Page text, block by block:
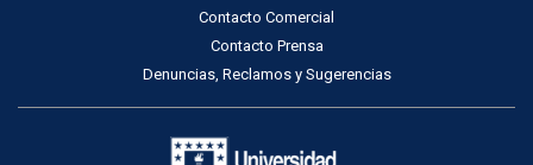
Contacto Comercial
Contacto Prensa
Denuncias, Reclamos y Sugerencias